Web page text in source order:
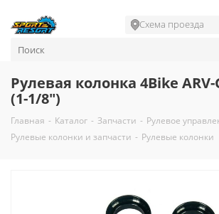
Схема проезда
Рулевая колонка 4Bike ARV-
(1-1/8")
Главная - Каталог - Запчасти - Рулевое
Рулевые колонки и запчасти - Рулевые колонки